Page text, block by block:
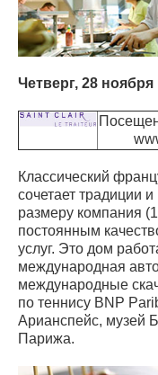
Четверг, 28 ноября
Классический
сочетает традиции
размеру компания
постоянным
услуг. Это дом
международная
международные
по теннису BNP
Арианспейс, музей
Парижа.